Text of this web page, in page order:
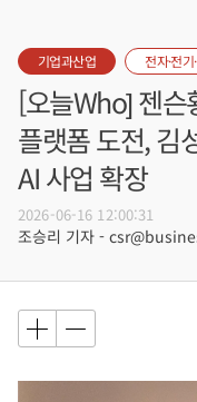
기업과산업 전자·전
[오늘Who] 젠슨
플랫폼 도전, 김
AI 사업 확장
2026-06-16 12:00:31
조승리 기자 -